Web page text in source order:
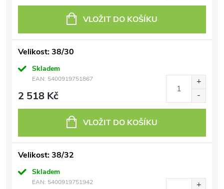
VLOŽIT DO KOŠÍKU
Velikost: 38/30
Skladem
EAN: 5400919751867
2 518 Kč
VLOŽIT DO KOŠÍKU
Velikost: 38/32
Skladem
EAN: 5400919751942